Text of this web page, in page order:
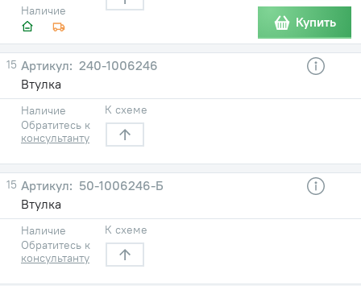
Наличие
Купить
15
240-1006246
Втулка
Наличие
Обратитесь к
консультанту
К схеме
15
50-1006246-Б
Втулка
Наличие
Обратитесь к
консультанту
К схеме